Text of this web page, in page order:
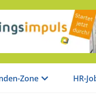
Zone HR-